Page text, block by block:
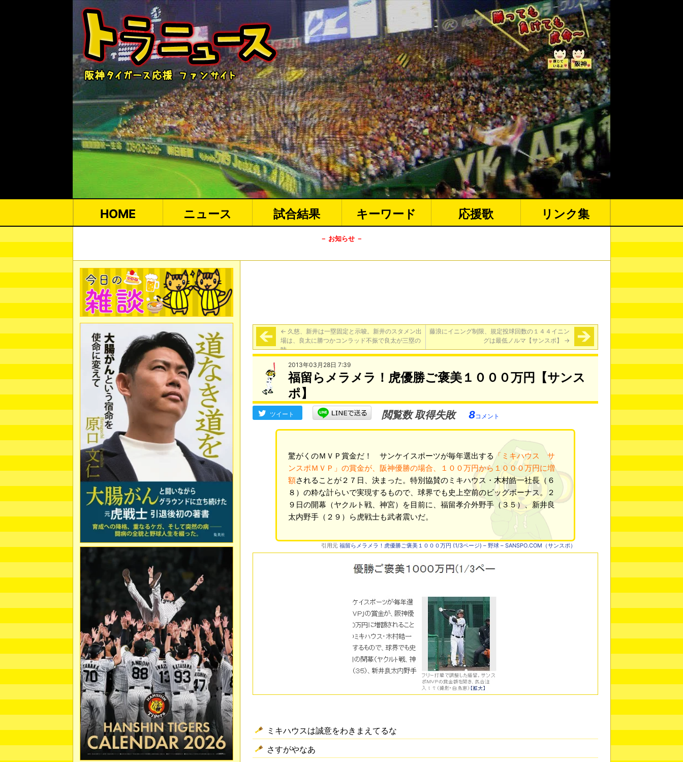
HOME ニュース 試合結果 キーワード 応援歌 リンク集
－ お知らせ －
← 久慈、新井は一塁固定と示唆。新井のスタメン出
場は、良太に勝つかコンラッド不振で良太が三塁の
時
藤浪にイニング制限、規定投球回数の１４４イニン
グは最低ノルマ【サンスポ】 →
2013年03月28日 7:39
福留らメラメラ！虎優勝ご褒美１０００万円【サンス
ポ】
ツイート 閲覧数 取得失敗 8コメント
驚がくのＭＶＰ賞金だ！ サンケイスポーツが毎年選出する 「ミキハウス サ
ンスポＭＶＰ」の賞金が、阪神優勝の場合、１００万円から１０００万円に増
額されることが２７日、決まった。特別協賛のミキハウス・木村皓一社長（６
８）の粋な計らいで実現するもので、球界でも史上空前のビッグボーナス。２
９日の開幕（ヤクルト戦、神宮）を目前に、福留孝介外野手（３５）、新井良
太内野手（２９）ら虎戦士も武者震いだ。
引用元 福留らメラメラ！虎優勝ご褒美１０００万円 (1/3ページ) – 野球 – SANSPO.COM（サンスポ）
ミキハウスは誠意をわきまえてるな
さすがやなあ